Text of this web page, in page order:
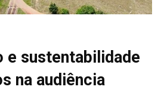
e sustentabilidade
na audiência